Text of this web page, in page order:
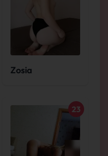
Zosia
23